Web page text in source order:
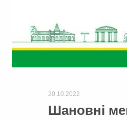
20.10.2022
Шановні